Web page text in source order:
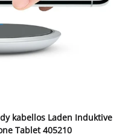
kabellos Laden Induktive
Tablet 405210